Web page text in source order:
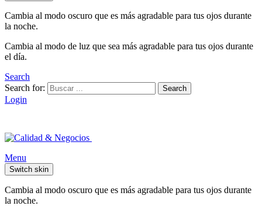
Cambia al modo oscuro que es más agradable para tus ojos durante
la noche.
Cambia al modo de luz que sea más agradable para tus ojos durante
el día.
Search
Search for:
Search
Login
Menu
Switch skin
Cambia al modo oscuro que es más agradable para tus ojos durante
la noche.